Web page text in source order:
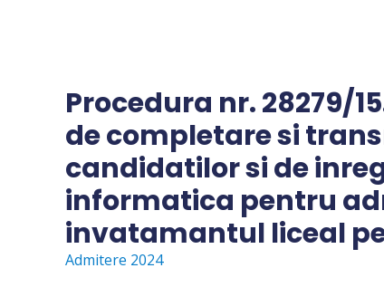
Procedura nr. 28279/
de completare si
candidatilor si de
informatica pentru
invatamantul liceal
Admitere 2024